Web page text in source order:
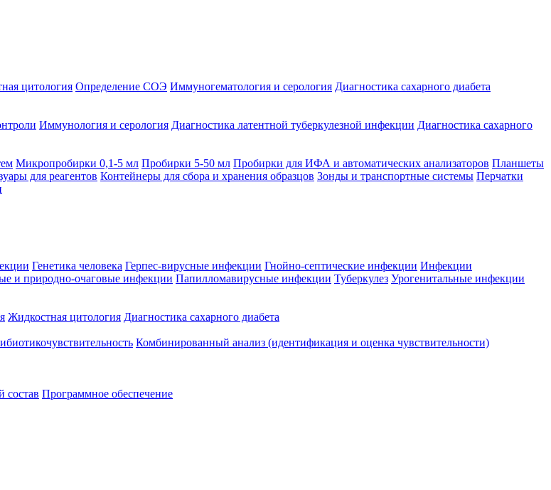
цитология Определение СОЭ Иммуногематология и серология Диагностика сахарного диабета
Иммунология и серология Диагностика латентной туберкулезной инфекции Диагностика сахарного
Микропробирки 0,1-5 мл Пробирки 5-50 мл Пробирки для ИФА и автоматических анализаторов Планшеты
для реагентов Контейнеры для сбора и хранения образцов Зонды и транспортные системы Перчатки
Генетика человека Герпес-вирусные инфекции Гнойно-септические инфекции Инфекции
и природно-очаговые инфекции Папилломавирусные инфекции Туберкулез Урогенитальные инфекции
Жидкостная цитология Диагностика сахарного диабета
Комбинированный анализ (идентификация и оценка чувствительности)
состав Программное обеспечение